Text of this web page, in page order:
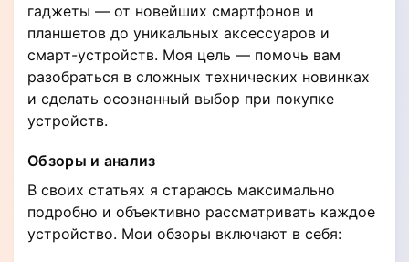
гаджеты — от новейших смартфонов и
планшетов до уникальных аксессуаров и
смарт-устройств. Моя цель — помочь вам
разобраться в сложных технических новинках
и сделать осознанный выбор при покупке
устройств.
Обзоры и анализ
В своих статьях я стараюсь максимально
подробно и объективно рассматривать каждое
устройство. Мои обзоры включают в себя: